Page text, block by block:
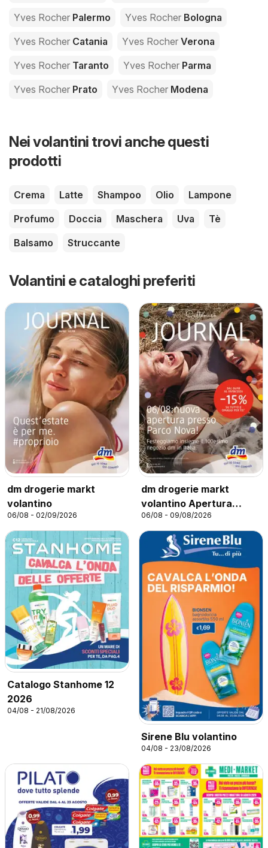
Yves Rocher Palermo Yves Rocher Bologna
Yves Rocher Catania Yves Rocher Verona
Yves Rocher Taranto Yves Rocher Parma
Yves Rocher Prato Yves Rocher Modena
Nei volantini trovi anche questi
prodotti
Crema Latte Shampoo Olio
Lampone
Profumo
Doccia Maschera Uva
Tè
Balsamo
Struccante
Volantini e cataloghi preferiti
dm drogerie markt
volantino
06/08 - 02/09/2026
dm drogerie markt
volantino Apertura
Castenaso
06/08 - 09/08/2026
Catalogo Stanhome 12
2026
04/08 - 21/08/2026
Sirene Blu volantino
04/08 - 23/08/2026